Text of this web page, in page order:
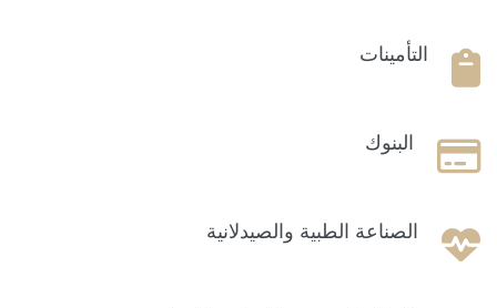
التأمينات
البنوك
الصناعة الطبية والصيدلانية